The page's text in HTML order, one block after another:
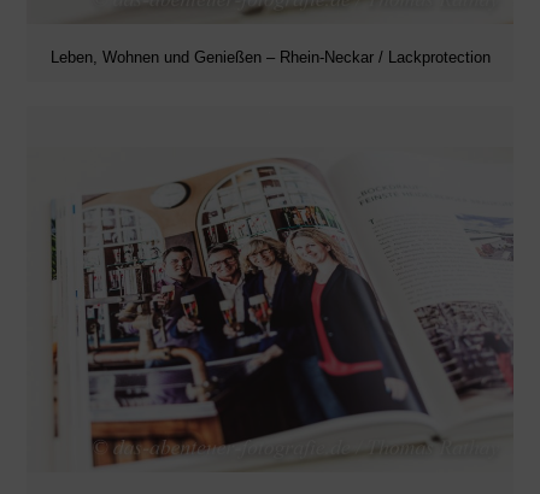
Leben, Wohnen und Genießen – Rhein-Neckar / Lackprotection